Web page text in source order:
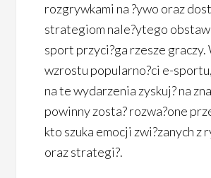
rozgrywkami na ?ywo oraz
strategiom nale?ytego
sport przyci?ga rzesze graczy.
wzrostu popularno?ci e-
na te wydarzenia zyskuj? na
powinny zosta? rozwa?one
kto szuka emocji zwi?zanych z
oraz strategi?.